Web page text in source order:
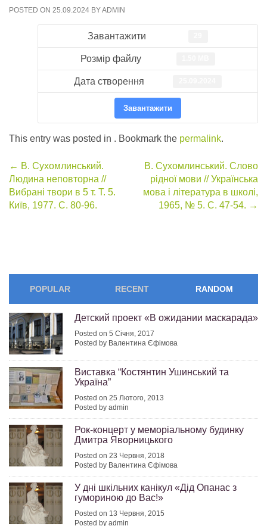
POSTED ON 25.09.2024 BYADMIN
Завантажити
Розмір файлу
Дата створення
Завантажити
This entry was posted in . Bookmark the permalink.
Post
navigation
← В. Сухомлинський.
Людина неповторна //
Вибрані твори в 5 т. Т. 5.
Київ, 1977. С. 80-96.
В. Сухомлинський. Слово
рідної мови // Українська
мова і література в школі,
1965, № 5. С. 47-54. →
POPULAR RECENT RANDOM
Детский проект «В ожидании маскарада»
Posted on 5 Січня, 2017
Posted by Валентина Єфімова
Виставка “Костянтин Ушинський та
Україна”
Posted on 25 Лютого, 2013
Posted by admin
Рок-концерт у меморіальному будинку
Дмитра Яворницького
Posted on 23 Червня, 2018
Posted by Валентина Єфімова
У дні шкільних канікул «Дід Опанас з
гумориною до Вас!»
Posted on 13 Червня, 2015
Posted by admin